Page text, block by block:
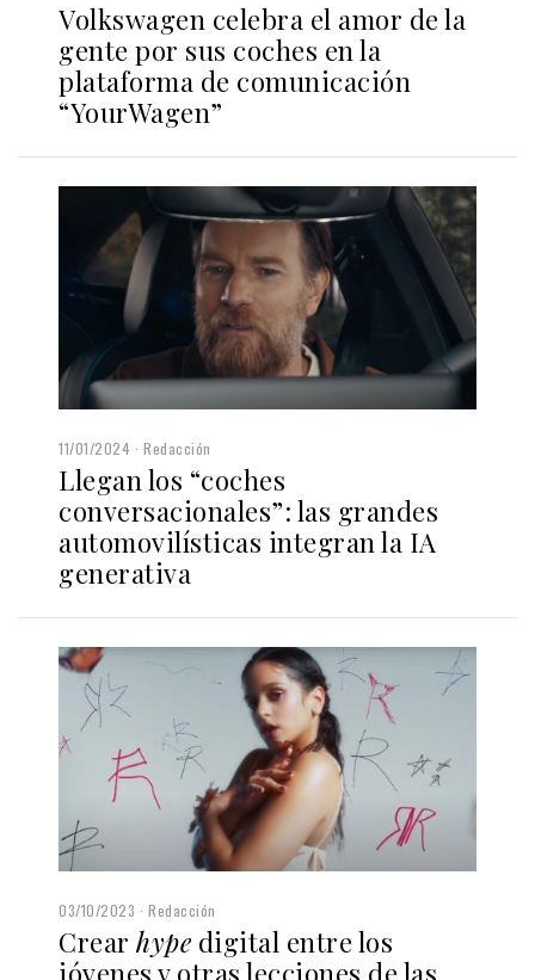
Volkswagen celebra el amor de la
gente por sus coches en la
plataforma de comunicación
“YourWagen”
11/01/2024 Redacción
Llegan los “coches
conversacionales”: las grandes
automovilísticas integran la IA
generativa
03/10/2023 Redacción
Crear hypedigital entre los
jóvenes y otras lecciones de las